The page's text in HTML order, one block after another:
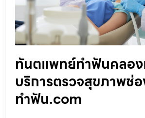
ทันตแพทย์ทำฟันคลอง
บริการตรวจสุขภาพช่
ทำฟัน.com